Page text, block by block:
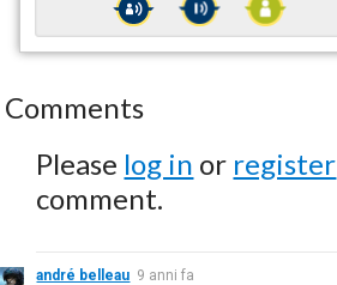
Comments
Please log in or register
comment.
andré belleau 9 anni fa